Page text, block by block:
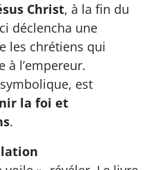
Christ, à la fin du
déclencha une
les chrétiens qui
à l’empereur.
est
la foi et
.